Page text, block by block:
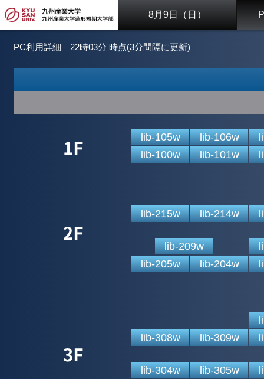
8月9日（日）
PC利用詳細 22時03分 時点(3分間隔に更新)
lib-100w lib-101w
lib-105w lib-106w
lib-204w
lib-205w
lib-209w
lib-214w
lib-215w
lib-304w lib-305w
lib-308w lib-309w